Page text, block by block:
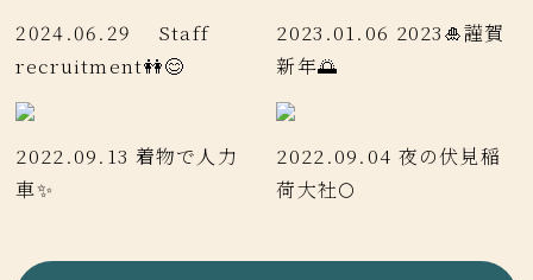
2024.06.29 Staff
recruitment👭😊
2023.01.06 2023🎍謹賀
新年🌅
2022.09.13 着物で人力
車✨
2022.09.04 夜の伏見稲
荷大社🌕